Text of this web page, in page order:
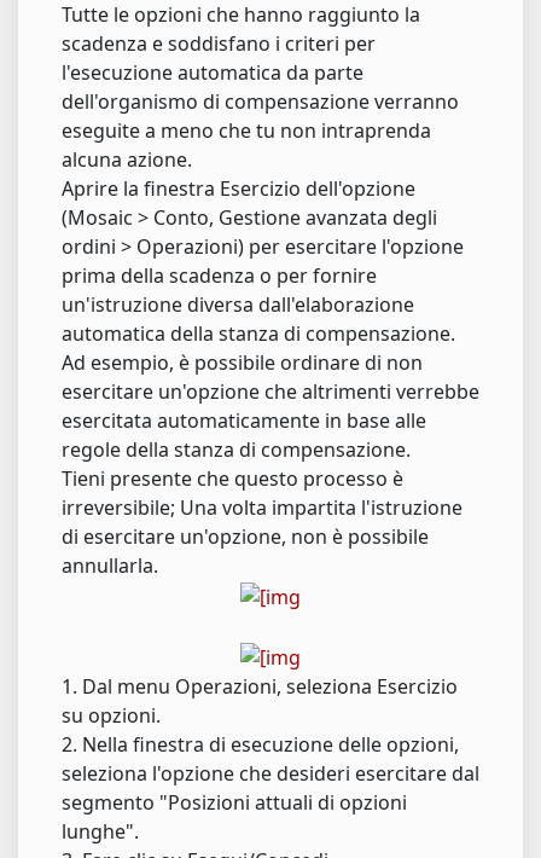
Tutte le opzioni che hanno raggiunto la
scadenza e soddisfano i criteri per
l'esecuzione automatica da parte
dell'organismo di compensazione verranno
eseguite a meno che tu non intraprenda
alcuna azione.
Aprire la finestra Esercizio dell'opzione
(Mosaic > Conto, Gestione avanzata degli
ordini > Operazioni) per esercitare l'opzione
prima della scadenza o per fornire
un'istruzione diversa dall'elaborazione
automatica della stanza di compensazione.
Ad esempio, è possibile ordinare di non
esercitare un'opzione che altrimenti verrebbe
esercitata automaticamente in base alle
regole della stanza di compensazione.
Tieni presente che questo processo è
irreversibile; Una volta impartita l'istruzione
di esercitare un'opzione, non è possibile
annullarla.
1. Dal menu Operazioni, seleziona Esercizio
su opzioni.
2. Nella finestra di esecuzione delle opzioni,
seleziona l'opzione che desideri esercitare dal
segmento "Posizioni attuali di opzioni
lunghe".